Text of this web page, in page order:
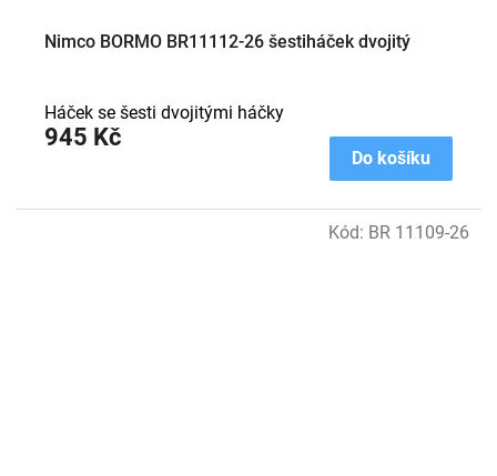
Nimco BORMO BR11112-26 šestiháček dvojitý
945 Kč
Do košíku
Háček se šesti dvojitými háčky
Kód: BR 11109-26